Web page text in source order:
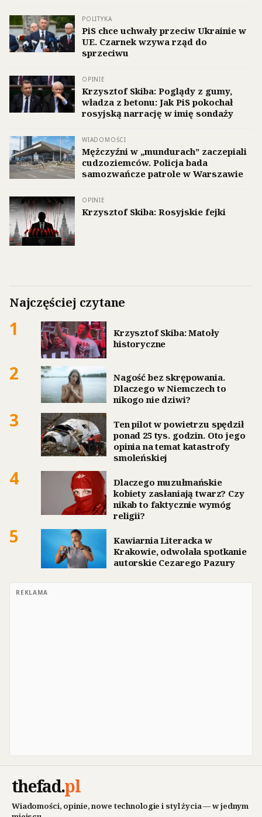
POLITYKA
PiS chce uchwały przeciw Ukrainie w
UE. Czarnek wzywa rząd do
sprzeciwu
OPINIE
Krzysztof Skiba: Poglądy z gumy,
władza z betonu: Jak PiS pokochał
rosyjską narrację w imię sondaży
WIADOMOŚCI
Mężczyźni w „mundurach” zaczepiali
cudzoziemców. Policja bada
samozwańcze patrole w Warszawie
OPINIE
Krzysztof Skiba: Rosyjskie fejki
Najczęściej czytane
1
Krzysztof Skiba: Matoły
historyczne
2
Nagość bez skrępowania.
Dlaczego w Niemczech to
nikogo nie dziwi?
3
Ten pilot w powietrzu spędził
ponad 25 tys. godzin. Oto jego
opinia na temat katastrofy
smoleńskiej
4
Dlaczego muzułmańskie
kobiety zasłaniają twarz? Czy
nikab to faktycznie wymóg
religii?
5
Kawiarnia Literacka w
Krakowie, odwołała spotkanie
autorskie Cezarego Pazury
REKLAMA
thefad.pl
Wiadomości, opinie, nowe technologie i styl życia — w jednym